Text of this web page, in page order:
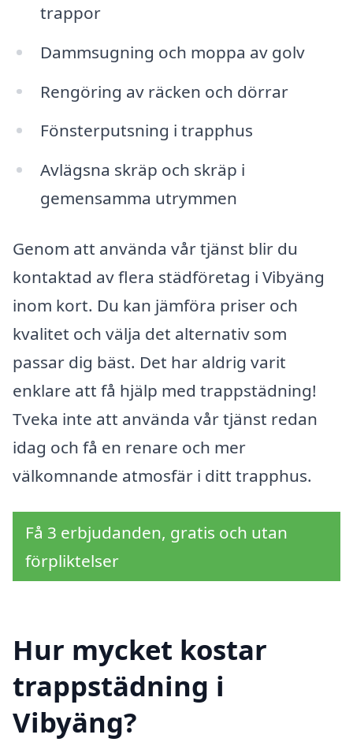
trappor
Dammsugning och moppa av golv
Rengöring av räcken och dörrar
Fönsterputsning i trapphus
Avlägsna skräp och skräp i
gemensamma utrymmen
Genom att använda vår tjänst blir du
kontaktad av flera städföretag i Vibyäng
inom kort. Du kan jämföra priser och
kvalitet och välja det alternativ som
passar dig bäst. Det har aldrig varit
enklare att få hjälp med trappstädning!
Tveka inte att använda vår tjänst redan
idag och få en renare och mer
välkomnande atmosfär i ditt trapphus.
Få 3 erbjudanden, gratis och utan
förpliktelser
Hur mycket kostar
trappstädning i
Vibyäng?